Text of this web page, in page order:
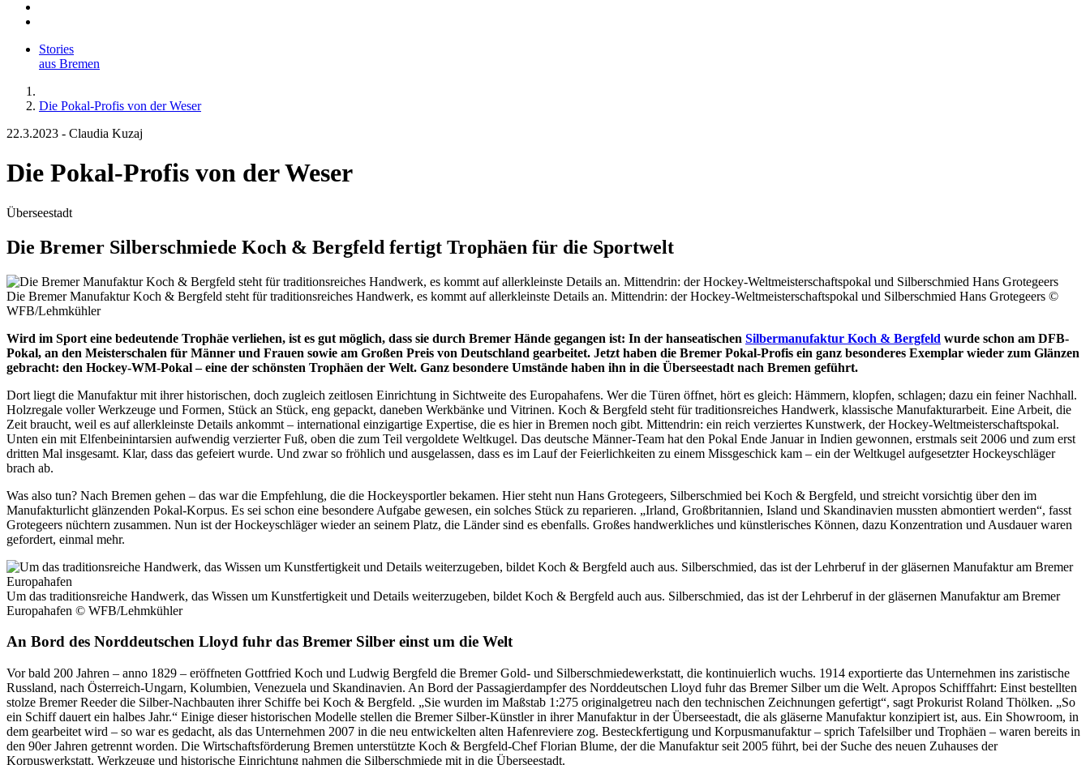
Stories
aus Bremen
Die Pokal-Profis von der Weser
22.3.2023 - Claudia Kuzaj
Die Pokal-Profis von der Weser
Überseestadt
Die Bremer Silberschmiede Koch & Bergfeld fertigt Trophäen für die Sportwelt
Die Bremer Manufaktur Koch & Bergfeld steht für traditionsreiches Handwerk, es kommt auf allerkleinste Details an. Mittendrin: der Hockey-Weltmeisterschaftspokal und Silberschmied Hans Grotegeers ©
WFB/Lehmkühler
Wird im Sport eine bedeutende Trophäe verliehen, ist es gut möglich, dass sie durch Bremer Hände gegangen ist: In der hanseatischen Silbermanufaktur Koch & Bergfeld wurde schon am DFB-
Pokal, an den Meisterschalen für Männer und Frauen sowie am Großen Preis von Deutschland gearbeitet. Jetzt haben die Bremer Pokal-Profis ein ganz besonderes Exemplar wieder zum Glänzen
gebracht: den Hockey-WM-Pokal – eine der schönsten Trophäen der Welt. Ganz besondere Umstände haben ihn in die Überseestadt nach Bremen geführt.
Dort liegt die Manufaktur mit ihrer historischen, doch zugleich zeitlosen Einrichtung in Sichtweite des Europahafens. Wer die Türen öffnet, hört es gleich: Hämmern, klopfen, schlagen; dazu ein feiner Nachhall.
Holzregale voller Werkzeuge und Formen, Stück an Stück, eng gepackt, daneben Werkbänke und Vitrinen. Koch & Bergfeld steht für traditionsreiches Handwerk, klassische Manufakturarbeit. Eine Arbeit, die
Zeit braucht, weil es auf allerkleinste Details ankommt – international einzigartige Expertise, die es hier in Bremen noch gibt. Mittendrin: ein reich verziertes Kunstwerk, der Hockey-Weltmeisterschaftspokal.
Unten ein mit Elfenbeinintarsien aufwendig verzierter Fuß, oben die zum Teil vergoldete Weltkugel. Das deutsche Männer-Team hat den Pokal Ende Januar in Indien gewonnen, erstmals seit 2006 und zum erst
dritten Mal insgesamt. Klar, dass das gefeiert wurde. Und zwar so fröhlich und ausgelassen, dass es im Lauf der Feierlichkeiten zu einem Missgeschick kam – ein der Weltkugel aufgesetzter Hockeyschläger
brach ab.
Was also tun? Nach Bremen gehen – das war die Empfehlung, die die Hockeysportler bekamen. Hier steht nun Hans Grotegeers, Silberschmied bei Koch & Bergfeld, und streicht vorsichtig über den im
Manufakturlicht glänzenden Pokal-Korpus. Es sei schon eine besondere Aufgabe gewesen, ein solches Stück zu reparieren. „Irland, Großbritannien, Island und Skandinavien mussten abmontiert werden“, fasst
Grotegeers nüchtern zusammen. Nun ist der Hockeyschläger wieder an seinem Platz, die Länder sind es ebenfalls. Großes handwerkliches und künstlerisches Können, dazu Konzentration und Ausdauer waren
gefordert, einmal mehr.
Um das traditionsreiche Handwerk, das Wissen um Kunstfertigkeit und Details weiterzugeben, bildet Koch & Bergfeld auch aus. Silberschmied, das ist der Lehrberuf in der gläsernen Manufaktur am Bremer
Europahafen © WFB/Lehmkühler
An Bord des Norddeutschen Lloyd fuhr das Bremer Silber einst um die Welt
Vor bald 200 Jahren – anno 1829 – eröffneten Gottfried Koch und Ludwig Bergfeld die Bremer Gold- und Silberschmiedewerkstatt, die kontinuierlich wuchs. 1914 exportierte das Unternehmen ins zaristische
Russland, nach Österreich-Ungarn, Kolumbien, Venezuela und Skandinavien. An Bord der Passagierdampfer des Norddeutschen Lloyd fuhr das Bremer Silber um die Welt. Apropos Schifffahrt: Einst bestellten
stolze Bremer Reeder die Silber-Nachbauten ihrer Schiffe bei Koch & Bergfeld. „Sie wurden im Maßstab 1:275 originalgetreu nach den technischen Zeichnungen gefertigt“, sagt Prokurist Roland Thölken. „So
ein Schiff dauert ein halbes Jahr.“ Einige dieser historischen Modelle stellen die Bremer Silber-Künstler in ihrer Manufaktur in der Überseestadt, die als gläserne Manufaktur konzipiert ist, aus. Ein Showroom, in
dem gearbeitet wird – so war es gedacht, als das Unternehmen 2007 in die neu entwickelten alten Hafenreviere zog. Besteckfertigung und Korpusmanufaktur – sprich Tafelsilber und Trophäen – waren bereits in
den 90er Jahren getrennt worden. Die Wirtschaftsförderung Bremen unterstützte Koch & Bergfeld-Chef Florian Blume, der die Manufaktur seit 2005 führt, bei der Suche des neuen Zuhauses der
Korpuswerkstatt. Werkzeuge und historische Einrichtung nahmen die Silberschmiede mit in die Überseestadt.